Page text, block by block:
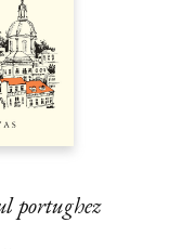
portughez